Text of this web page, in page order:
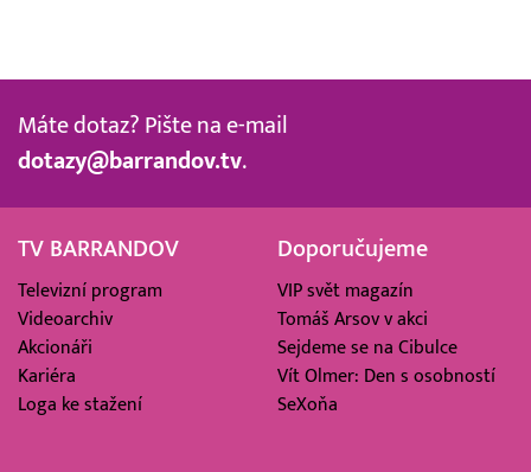
Máte dotaz? Pište na e-mail
dotazy@barrandov.tv.
TV BARRANDOV
Televizní program
Videoarchiv
Akcionáři
Kariéra
Loga ke stažení
Doporučujeme
VIP svět magazín
Tomáš Arsov v akci
Sejdeme se na Cibulce
Vít Olmer: Den s osobností
SeXoňa